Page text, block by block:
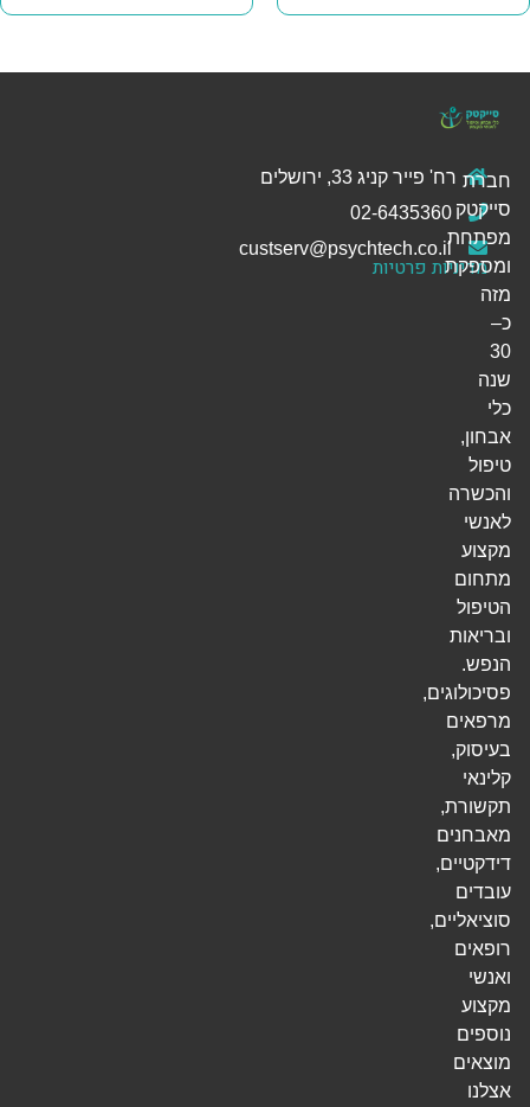
רח' פייר קניג 33, ירושלים
מדיניות פרטיות
חברת
סייקטק
מפתחת
ומספקת
מזה
כ–
30
שנה
כלי
אבחון,
טיפול
והכשרה
לאנשי
מקצוע
מתחום
הטיפול
ובריאות
הנפש.
פסיכולוגים,
מרפאים
בעיסוק,
קלינאי
תקשורת,
מאבחנים
דידקטיים,
עובדים
סוציאליים,
רופאים
ואנשי
מקצוע
נוספים
מוצאים
אצלנו